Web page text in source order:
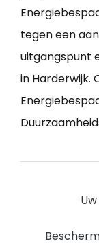
tegen een
uitgangspunt
in Harderwijk.